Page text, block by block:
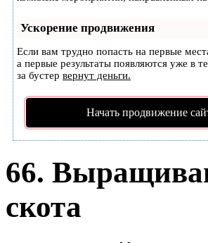
Ускорение продвижения
Если вам трудно попасть на первые
а первые результаты появляются уже в
за бустер вернут деньги.
Начать продвижение
66.
скота